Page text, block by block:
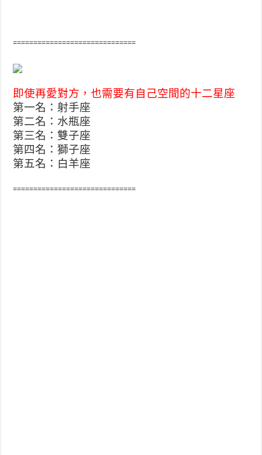
==============================
即使再愛對方，也需要有自己空間的十二星座
第一名：射手座
第二名：水瓶座
第三名：雙子座
第四名：獅子座
第五名：白羊座
==============================